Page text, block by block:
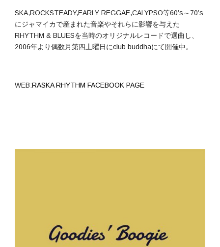
SKA,ROCKSTEADY,EARLY REGGAE,CALYPSO等60’s～70’s
にジャマイカで産まれた音楽やそれらに影響を与えた
RHYTHM & BLUESを当時のオリジナルレコードで選曲し、
2006年より偶数月第四土曜日にclub buddhaにて開催中。
WEB:RASKA RHYTHM FACEBOOK PAGE